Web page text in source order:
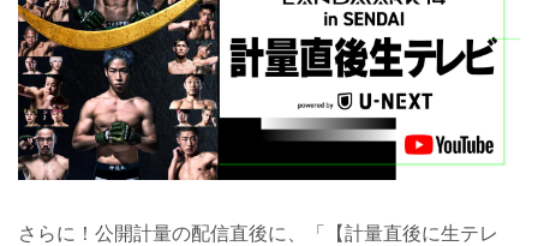
さらに！公開計量の配信直後に、「【計量直後に生テレ